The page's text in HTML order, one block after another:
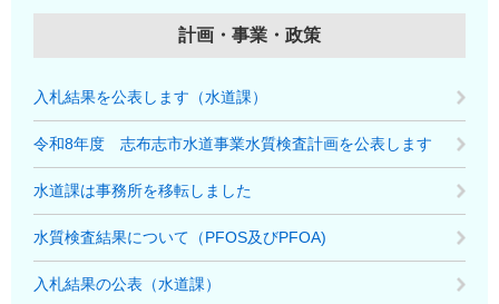
計画・事業・政策
入札結果を公表します（水道課）
令和8年度 志布志市水道事業水質検査計画を公表します
水道課は事務所を移転しました
水質検査結果について（PFOS及びPFOA)
入札結果の公表（水道課）